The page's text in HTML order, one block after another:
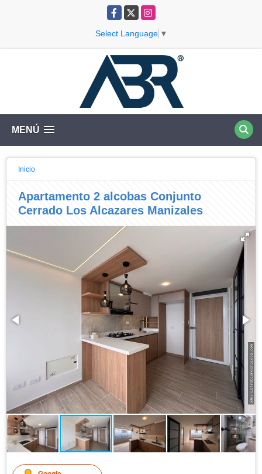
Facebook
X Instagram
Select Language ▼
MENÚ
Inicio
Apartamento 2 alcobas Conjunto
Cerrado Los Alcazares Manizales